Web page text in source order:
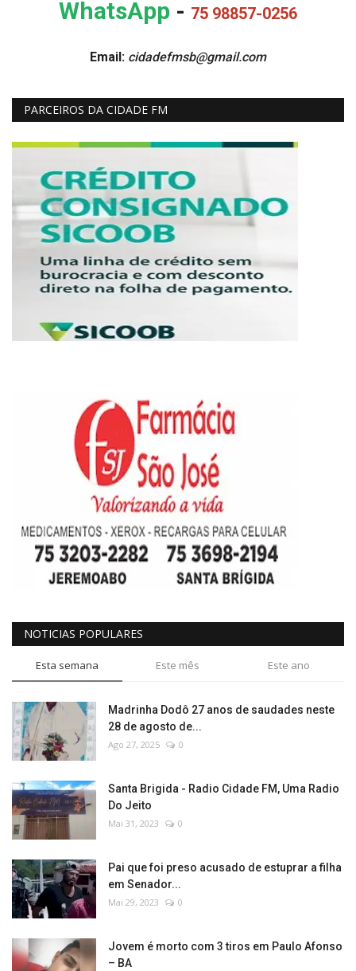
WhatsApp - 75 98857-0256
Email: cidadefmsb@gmail.com
PARCEIROS DA CIDADE FM
NOTICIAS POPULARES
Esta semana Este mês Este ano
Madrinha Dodô 27 anos de saudades neste
28 de agosto de...
Ago 27, 2025 0
Santa Brigida - Radio Cidade FM, Uma Radio
Do Jeito
Mai 31, 2023 0
Pai que foi preso acusado de estuprar a filha
em Senador...
Mai 29, 2023 0
Jovem é morto com 3 tiros em Paulo Afonso
– BA